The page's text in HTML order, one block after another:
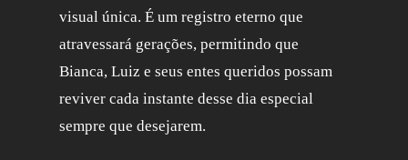
visual única. É um registro eterno que
atravessará gerações, permitindo que
Bianca, Luiz e seus entes queridos possam
reviver cada instante desse dia especial
sempre que desejarem.